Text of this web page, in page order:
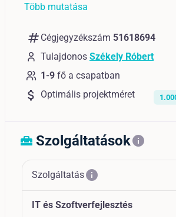
Több mutatása
numbers Cégjegyzékszám 51618694
Tulajdonos Székely Róbert
1-9 fő a csapatban
attach_money Optimális projektméret
home_repair_service Szolgáltatásokinfo
Szolgáltatásinfo
IT és Szoftverfejlesztés